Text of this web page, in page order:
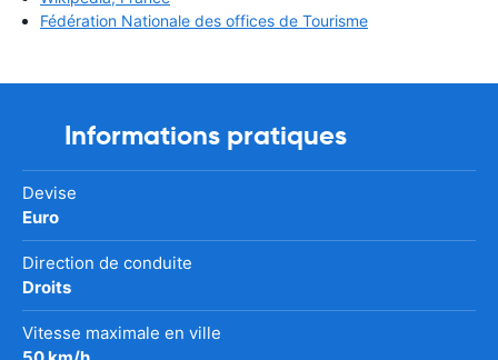
Fédération Nationale des offices de Tourisme
Informations pratiques
Devise
Euro
Direction de conduite
Droits
Vitesse maximale en ville